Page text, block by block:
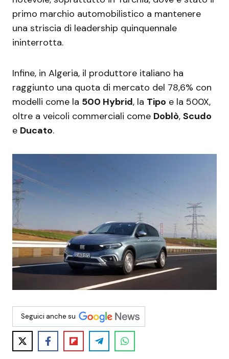
primo marchio automobilistico a mantenere
una striscia di leadership quinquennale
ininterrotta.
Infine, in Algeria, il produttore italiano ha
raggiunto una quota di mercato del 78,6% con
modelli come la 500 Hybrid, la Tipo e la 500X,
oltre a veicoli commerciali come Doblò, Scudo
e Ducato.
Seguici anche su